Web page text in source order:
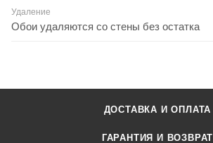
Удаление
Обои удаляются со стены без остатка
ДОСТАВКА И ОПЛАТА
ГАРАНТИЯ И ВОЗВРАТ